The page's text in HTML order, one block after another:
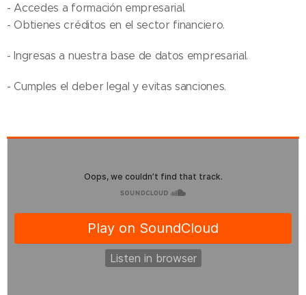
- Accedes a formación empresarial.
- Obtienes créditos en el sector financiero.
- Ingresas a nuestra base de datos empresarial.
- Cumples el deber legal y evitas sanciones.